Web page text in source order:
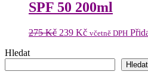
SPF 50 200ml
275Kč Původní
239 KčAktuální
včetně DPH
Hledat
Hledat